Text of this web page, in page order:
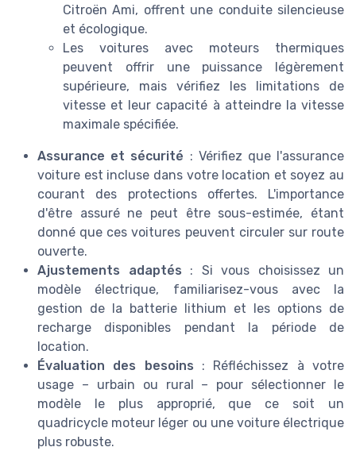
Citroën Ami, offrent une conduite silencieuse
et écologique.
Les voitures avec moteurs thermiques
peuvent offrir une puissance légèrement
supérieure, mais vérifiez les limitations de
vitesse et leur capacité à atteindre la vitesse
maximale spécifiée.
Assurance et sécurité : Vérifiez que l'assurance
voiture est incluse dans votre location et soyez au
courant des protections offertes. L'importance
d'être assuré ne peut être sous-estimée, étant
donné que ces voitures peuvent circuler sur route
ouverte.
Ajustements adaptés : Si vous choisissez un
modèle électrique, familiarisez-vous avec la
gestion de la batterie lithium et les options de
recharge disponibles pendant la période de
location.
Évaluation des besoins : Réfléchissez à votre
usage – urbain ou rural – pour sélectionner le
modèle le plus approprié, que ce soit un
quadricycle moteur léger ou une voiture électrique
plus robuste.